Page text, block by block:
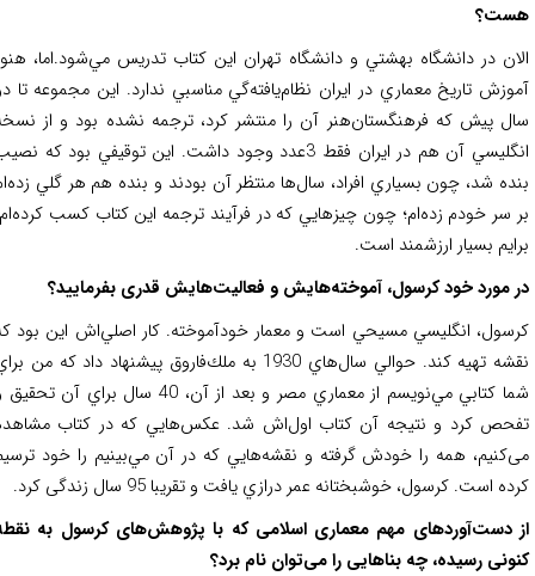
در دانشگاه بهشتي و دانشگاه تهران اين كتاب‌ تدریس مي‌شود.اما، هنوز
تاريخ معماري در ايران نظام‌يافته‌گي مناسبي ندارد. اين مجموعه تا دو
پيش كه فرهنگستان‌هنر آن را منتشر كرد، ترجمه نشده بود و از نسخه
انگليسي آن هم در ايران فقط 3عدد وجود داشت. اين توقيفي بود كه نصيب
شد، چون بسياري افراد، سال‌ها منتظر آن بودند و بنده هم هر گلي زده‌ام
سر خودم زده‌ام؛ چون چيزهايي كه در فرآيند ترجمه اين كتاب كسب كرده‌ام،
بسيار ارزشمند است.
مورد خود کرسول، آموخته‌هایش و فعالیت‌هایش قدری بفرمایید؟
انگليسي مسيحي است و معمار خودآموخته. كار اصلي‌اش اين بود كه
نقشه تهيه كند. حوالي سال‌هاي 1930 به ملك‌فاروق پيشنهاد داد كه من براي
شما كتابي مي‌نويسم از معماري مصر و بعد از آن، 40 سال براي آن تحقیق و
کرد و نتیجه آن کتاب اول‌اش شد. عكس‌هايي كه در كتاب مشاهده
همه را خودش گرفته و نقشه‌هايي كه در آن مي‌بينيم را خود ترسيم
است. كرسول، خوشبختانه عمر درازي يافت و تقريبا 95 سال زندگی كرد.
دست‌آوردهای مهم معماری اسلامی که با پژوهش‌های کرسول به نقطه
رسیده، چه بناهایی را می‌توان نام برد؟